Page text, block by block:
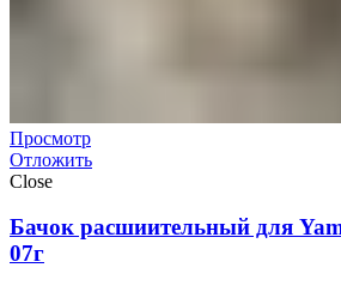
Просмотр
Отложить
Close
Бачок расшиительный для
07г